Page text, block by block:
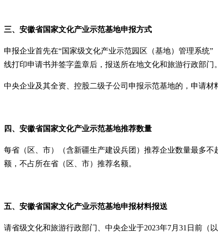
三、安徽省国家文化产业示范基地申报方式
申报企业首先在“国家级文化产业示范园区（基地）管理系统
线打印申请书并签字盖章后，报送所在地文化和旅游行政部门
中央企业及其全资、控股二级子公司申报示范基地的，申请
四、安徽省国家文化产业示范基地推荐数量
每省（区、市）（含新疆生产建设兵团）推荐企业数量最多
额，不占所在省（区、市）推荐名额。
五、 安徽省国家文化产业示范基地申报材料报送
请省级文化和旅游行政部门、中央企业于2023年7月31日前